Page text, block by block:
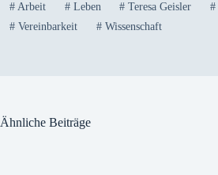
#Arbeit #Leben # Teresa Geisler #
#Vereinbarkeit #Wissenschaft
Ähnliche Beiträge